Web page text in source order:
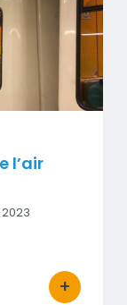
l’air
+
bouton